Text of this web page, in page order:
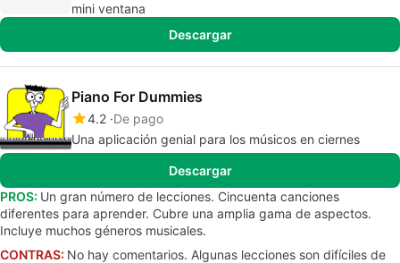
mini ventana
Descargar
Piano For Dummies
4.2 De pago
Una aplicación genial para los músicos en ciernes
Descargar
PROS: Un gran número de lecciones. Cincuenta canciones
diferentes para aprender. Cubre una amplia gama de aspectos.
Incluye muchos géneros musicales.
CONTRAS: No hay comentarios. Algunas lecciones son difíciles de